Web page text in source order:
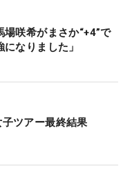
ない日々に終止符
顔が浮かび過ぎ
ました」と何度も
記者会見には「お
て登場。優勝の瞬
咲希がまさか“+4”で
なりました」
ツアー最終結果